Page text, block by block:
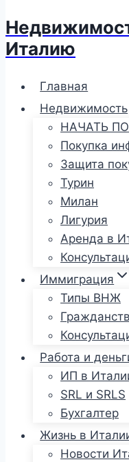
Италию
Главная
Недвижимость
НАЧАТЬ
Покупка
Защита
Турин
Милан
Лигурия
Аренда в
Иммиграция
Типы ВНЖ
Работа и
ИП в
SRL и SRLS
Бухгалтер
Жизнь в
Новости